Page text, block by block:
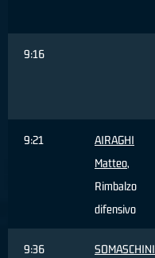
9:16
9:21
AIRAGHI
Matteo,
Rimbalzo
difensivo
9:36
SOMASCHINI